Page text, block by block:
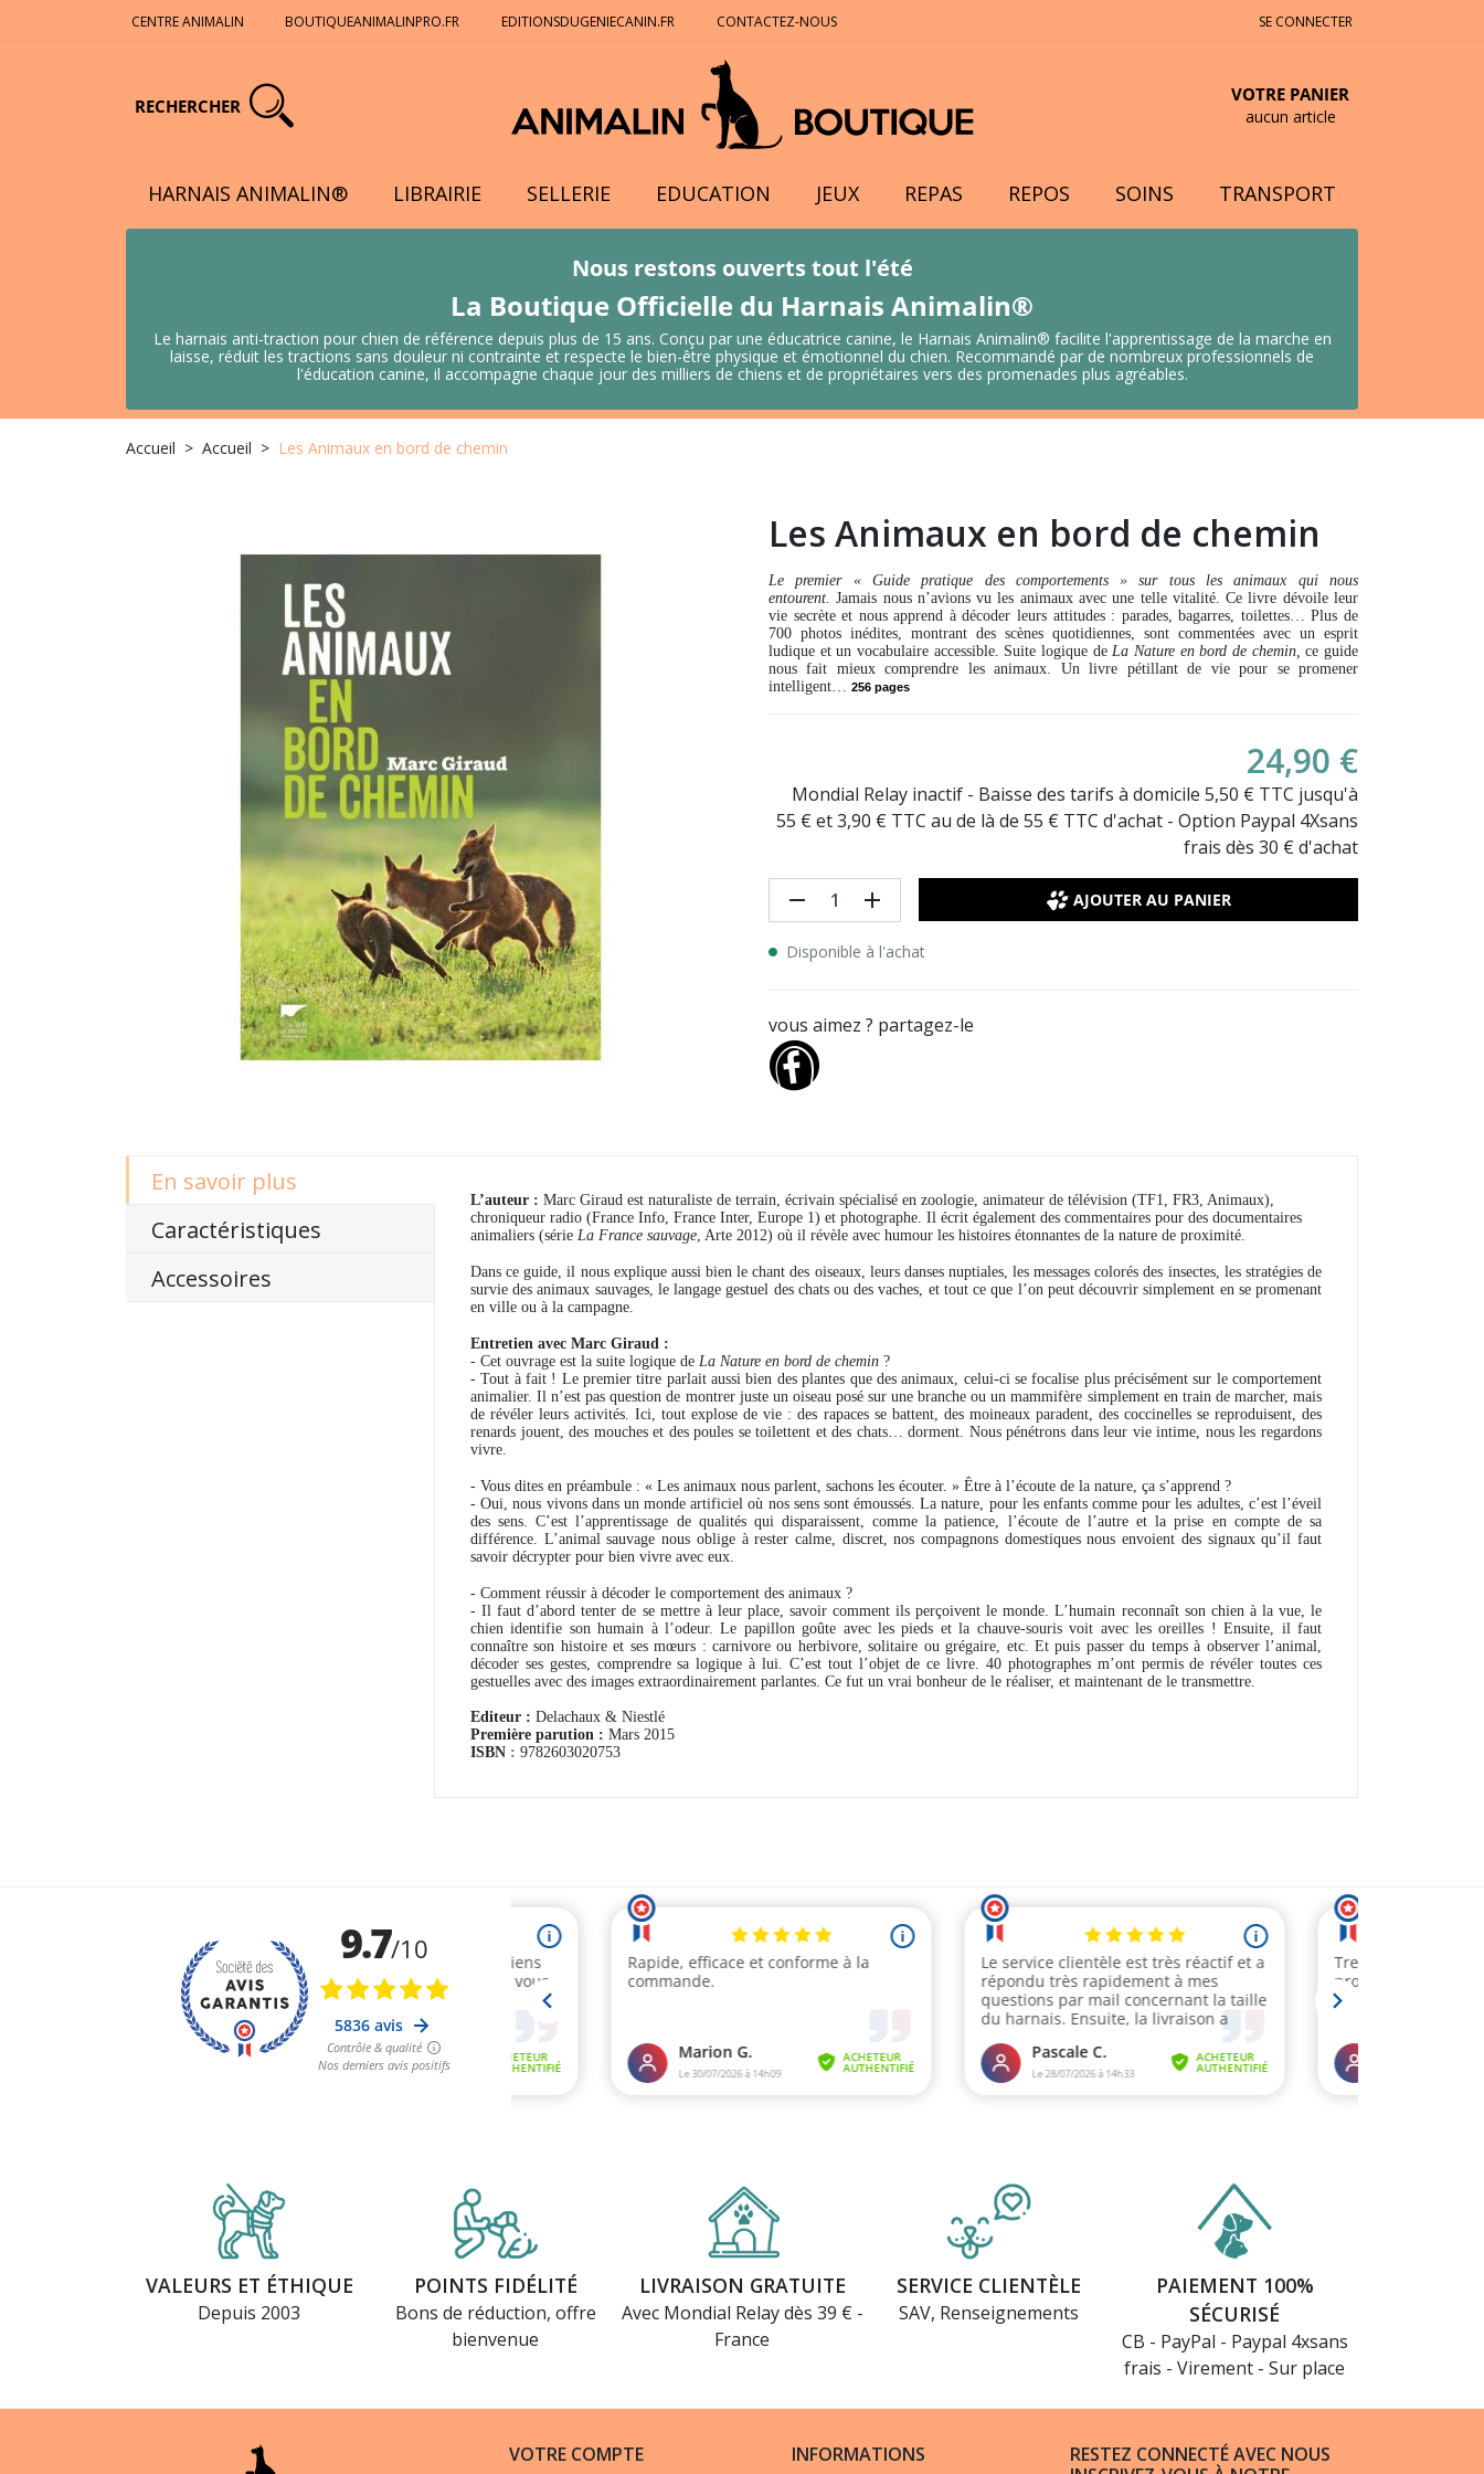
CENTRE ANIMALIN BOUTIQUEANIMALINPRO.FR EDITIONSDUGENIECANIN.FR CONTACTEZ-NOUS SE CONNECTER
RECHERCHER
VOTRE PANIER
aucun article
HARNAIS ANIMALIN® LIBRAIRIE SELLERIE EDUCATION JEUX REPAS REPOS SOINS TRANSPORT
Nous restons ouverts tout l'été
La Boutique Officielle du Harnais Animalin®
Le harnais anti-traction pour chien de référence depuis plus de 15 ans. Conçu par une éducatrice canine, le Harnais Animalin® facilite l'apprentissage de la marche en
laisse, réduit les tractions sans douleur ni contrainte et respecte le bien-être physique et émotionnel du chien. Recommandé par de nombreux professionnels de
l'éducation canine, il accompagne chaque jour des milliers de chiens et de propriétaires vers des promenades plus agréables.
Accueil Accueil Les Animaux en bord de chemin
Les Animaux en bord de chemin
Le premier « Guide pratique des comportements » sur tous les animaux qui nous
entourent. Jamais nous n’avions vu les animaux avec une telle vitalité. Ce livre dévoile leur
vie secrète et nous apprend à décoder leurs attitudes : parades, bagarres, toilettes… Plus de
700 photos inédites, montrant des scènes quotidiennes, sont commentées avec un esprit
ludique et un vocabulaire accessible. Suite logique deLa Nature en bord de chemin, ce guide
nous fait mieux comprendre les animaux. Un livre pétillant de vie pour se promener
intelligent… 256 pages
24,90 €
Mondial Relay inactif - Baisse des tarifs à domicile 5,50 € TTC jusqu'à
55 € et 3,90 € TTC au de là de 55 € TTC d'achat - Option Paypal 4Xsans
frais dès 30 € d'achat
remove add AJOUTER AU PANIER
Disponible à l'achat
vous aimez ? partagez-le
En savoir plus
Caractéristiques
Accessoires
L’auteur : Marc Giraud est naturaliste de terrain, écrivain spécialisé en zoologie, animateur de télévision (TF1, FR3, Animaux),
chroniqueur radio (France Info, France Inter, Europe 1) et photographe. Il écrit également des commentaires pour des documentaires
animaliers (série La France sauvage, Arte 2012) où il révèle avec humour les histoires étonnantes de la nature de proximité.
Dans ce guide, il nous explique aussi bien le chant des oiseaux, leurs danses nuptiales, les messages colorés des insectes, les stratégies de
survie des animaux sauvages, le langage gestuel des chats ou des vaches, et tout ce que l’on peut découvrir simplement en se promenant
en ville ou à la campagne.
Entretien avec Marc Giraud :
- Cet ouvrage est la suite logique de La Nature en bord de chemin ?
- Tout à fait ! Le premier titre parlait aussi bien des plantes que des animaux, celui-ci se focalise plus précisément sur le comportement
animalier. Il n’est pas question de montrer juste un oiseau posé sur une branche ou un mammifère simplement en train de marcher, mais
de révéler leurs activités. Ici, tout explose de vie : des rapaces se battent, des moineaux paradent, des coccinelles se reproduisent, des
renards jouent, des mouches et des poules se toilettent et des chats… dorment. Nous pénétrons dans leur vie intime, nous les regardons
vivre.
- Vous dites en préambule : « Les animaux nous parlent, sachons les écouter. » Être à l’écoute de la nature, ça s’apprend ?
- Oui, nous vivons dans un monde artificiel où nos sens sont émoussés. La nature, pour les enfants comme pour les adultes, c’est l’éveil
des sens. C’est l’apprentissage de qualités qui disparaissent, comme la patience, l’écoute de l’autre et la prise en compte de sa
différence. L’animal sauvage nous oblige à rester calme, discret, nos compagnons domestiques nous envoient des signaux qu’il faut
savoir décrypter pour bien vivre avec eux.
- Comment réussir à décoder le comportement des animaux ?
- Il faut d’abord tenter de se mettre à leur place, savoir comment ils perçoivent le monde. L’humain reconnaît son chien à la vue, le
chien identifie son humain à l’odeur. Le papillon goûte avec les pieds et la chauve-souris voit avec les oreilles ! Ensuite, il faut
connaître son histoire et ses mœurs : carnivore ou herbivore, solitaire ou grégaire, etc. Et puis passer du temps à observer l’animal,
décoder ses gestes, comprendre sa logique à lui. C’est tout l’objet de ce livre. 40 photographes m’ont permis de révéler toutes ces
gestuelles avec des images extraordinairement parlantes. Ce fut un vrai bonheur de le réaliser, et maintenant de le transmettre.
Editeur : Delachaux & Niestlé
Première parution : Mars 2015
ISBN : 9782603020753
VALEURS ET ÉTHIQUE
Depuis 2003
POINTS FIDÉLITÉ
Bons de réduction, offre
bienvenue
LIVRAISON GRATUITE
Avec Mondial Relay dès 39 € -
France
SERVICE CLIENTÈLE
SAV, Renseignements
PAIEMENT 100%
SÉCURISÉ
CB - PayPal - Paypal 4xsans
frais - Virement - Sur place
VOTRE COMPTE INFORMATIONS
RESTEZ CONNECTÉ AVEC NOUS